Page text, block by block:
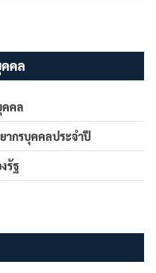
คล
คคล
ากรบุคคลประจำปี
รัฐ